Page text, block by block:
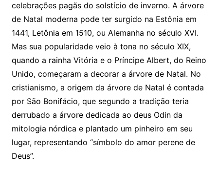
celebrações pagãs do solstício de inverno. A árvore
de Natal moderna pode ter surgido na Estônia em
1441, Letônia em 1510, ou Alemanha no século XVI.
Mas sua popularidade veio à tona no século XIX,
quando a rainha Vitória e o Príncipe Albert, do Reino
Unido, começaram a decorar a árvore de Natal. No
cristianismo, a origem da árvore de Natal é contada
por São Bonifácio, que segundo a tradição teria
derrubado a árvore dedicada ao deus Odin da
mitologia nórdica e plantado um pinheiro em seu
lugar, representando “símbolo do amor perene de
Deus”.